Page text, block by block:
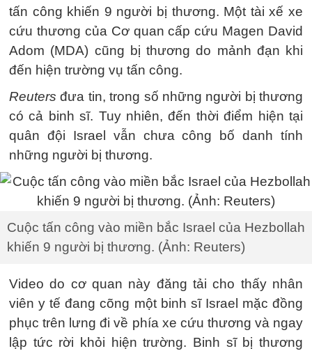
tấn công khiến 9 người bị thương. Một tài xế xe
cứu thương của Cơ quan cấp cứu Magen David
Adom (MDA) cũng bị thương do mảnh đạn khi
đến hiện trường vụ tấn công.
Reuters đưa tin, trong số những người bị thương
có cả binh sĩ. Tuy nhiên, đến thời điểm hiện tại
quân đội Israel vẫn chưa công bố danh tính
những người bị thương.
Cuộc tấn công vào miền bắc Israel của Hezbollah
khiến 9 người bị thương. (Ảnh: Reuters)
Video do cơ quan này đăng tải cho thấy nhân
viên y tế đang cõng một binh sĩ Israel mặc đồng
phục trên lưng đi về phía xe cứu thương và ngay
lập tức rời khỏi hiện trường. Binh sĩ bị thương